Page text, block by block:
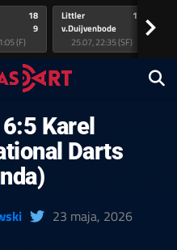
18
9
(F)
Littler
v.Duijvenbode
17
25.07, 22:35 (SF)
>
Karel
Darts
23 maja, 2026